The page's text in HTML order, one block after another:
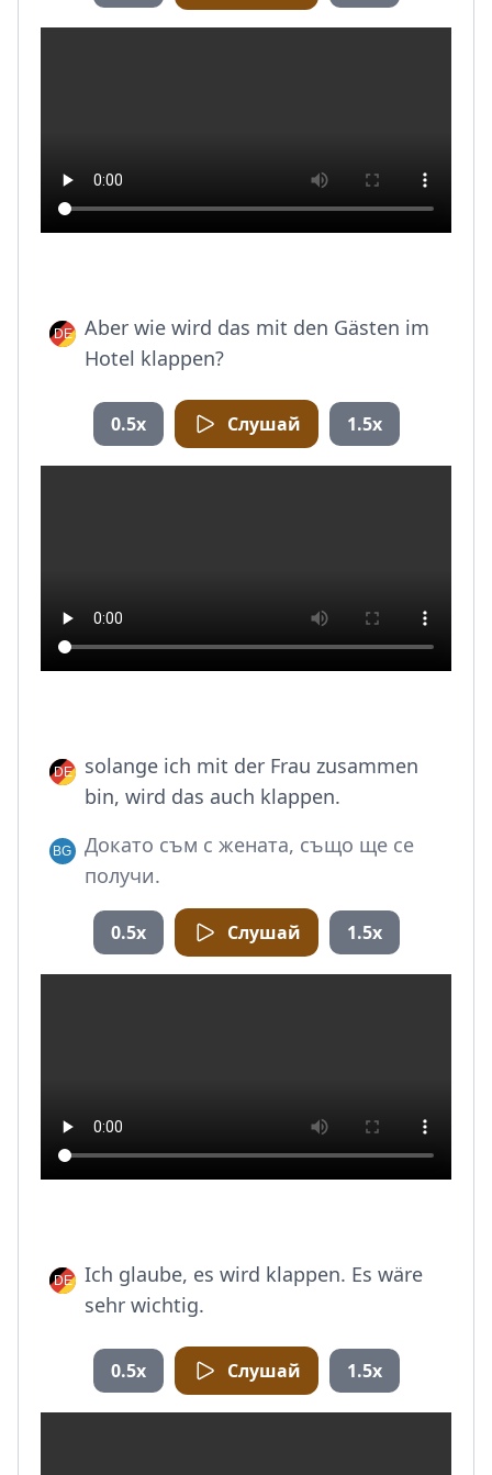
Aber wie wird das mit den Gästen im
Hotel klappen?
0.5x Слушай 1.5x
solange ich mit der Frau zusammen
bin, wird das auch klappen.
Докато съм с жената, също ще се
получи.
0.5x Слушай 1.5x
Ich glaube, es wird klappen. Es wäre
sehr wichtig.
0.5x Слушай 1.5x